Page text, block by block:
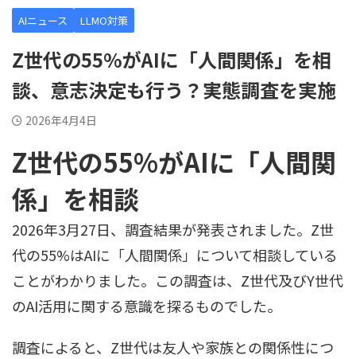
AIニュース
LLMO対策
Z世代の55%がAIに「人間関係」を相
談、意志決定も行う？実態調査を実施
2026年4月4日
Z世代の55%がAIに「人間関
係」を相談
2026年3月27日、調査結果が発表されました。Z世
代の55%はAIに「人間関係」について相談している
ことがわかりました。この調査は、Z世代及びY世代
のAI活用に関する意識を探るものでした。
調査によると、Z世代は友人や家族との関係性につ